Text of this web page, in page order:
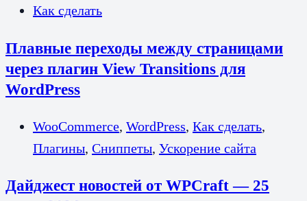
Как сделать
Плавные переходы между страницами
через плагин View Transitions для
WordPress
WooCommerce, WordPress, Как сделать,
Плагины, Сниппеты, Ускорение сайта
Дайджест новостей от WPCraft — 25